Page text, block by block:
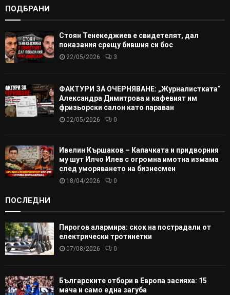
ПОДБРАНИ
Стоян Тенекеджиев е свидетелят, дал
показания срещу бившия си бос
22/05/2026 3
ФАКТУРИ ЗА ОЧЕРНЯВАНЕ: „Журналистката“
Александра Димитрова и кафевият им
фризьорски салон като параван
02/05/2026 0
Ивелин Кършаков – Капачката и придворния
му шут Илчо Илев с огромна имотна измама
след уморяването на бизнесмен
18/04/2026 0
ПОСЛЕДНИ
Пирогов алармира: скок на пострадали от
електрически тротинетки
07/08/2026 0
Българските отбори в Европа засияха: 15
мача и само една загуба